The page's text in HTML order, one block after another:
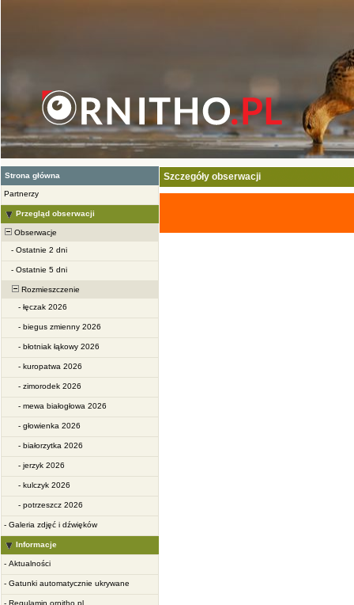
Strona główna
Partnerzy
Przegląd obserwacji
Obserwacje
- Ostatnie 2 dni
- Ostatnie 5 dni
Rozmieszczenie
- łęczak 2026
- biegus zmienny 2026
- błotniak łąkowy 2026
- kuropatwa 2026
- zimorodek 2026
- mewa białogłowa 2026
- głowienka 2026
- białorzytka 2026
- jerzyk 2026
- kulczyk 2026
- potrzeszcz 2026
- Galeria zdjęć i dźwięków
Informacje
- Aktualności
- Gatunki automatycznie ukrywane
- Regulamin ornitho.pl
Szczegóły obserwacji